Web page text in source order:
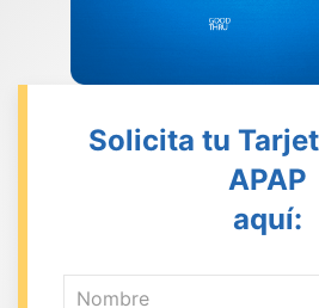
Solicita tu
APAP
aquí: